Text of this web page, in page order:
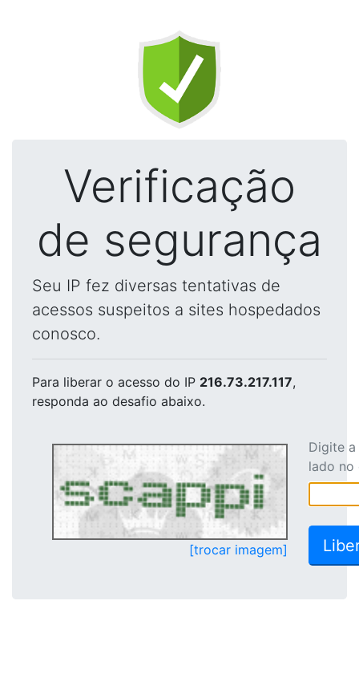
Verificação
de segurança
Seu IP fez diversas tentativas de
acessos suspeitos a sites hospedados
conosco.
Para liberar o acesso do IP 216.73.217.117,
responda ao desafio abaixo.
[trocar imagem]
Digite
lado no